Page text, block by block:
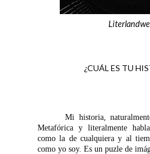
¿CUÁL ES TU
Mi historia,
Metafórica y literalmente
como la de cualquiera y al
como yo soy. Es un puzle de